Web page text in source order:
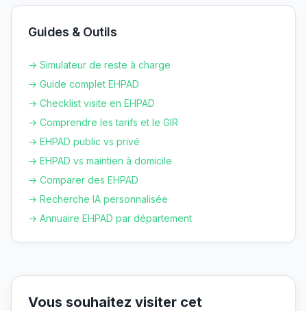
Guides & Outils
→ Simulateur de reste à charge
→ Guide complet EHPAD
→ Checklist visite en EHPAD
→ Comprendre les tarifs et le GIR
→ EHPAD public vs privé
→ EHPAD vs maintien à domicile
→ Comparer des EHPAD
→ Recherche IA personnalisée
→ Annuaire EHPAD par département
Vous souhaitez visiter cet